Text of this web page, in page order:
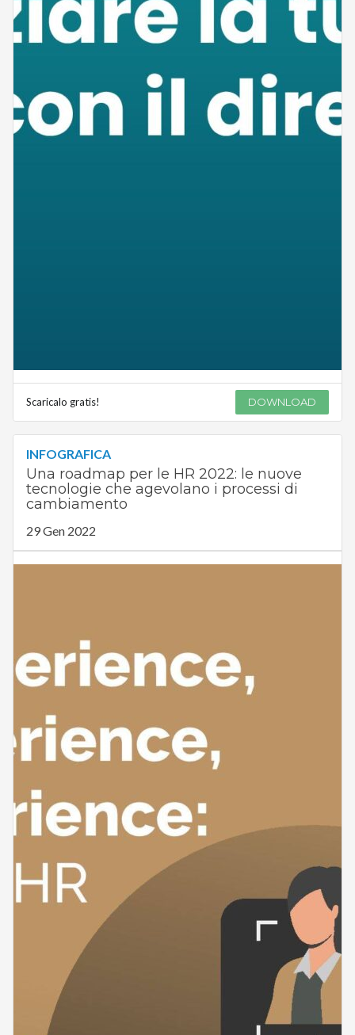
Scaricalo gratis! DOWNLOAD
INFOGRAFICA
Una roadmap per le HR 2022: le nuove
tecnologie che agevolano i processi di
cambiamento
29 Gen 2022